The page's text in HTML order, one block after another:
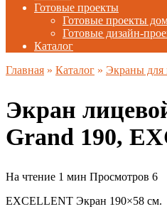
Готовые проекты
Готовые проекты
Готовые дизайн-
Каталог
Главная » Каталог » Экраны для
Экран
Grand 190,
На чтение 1 мин Просмотров 6
EXCELLENT Экран 190×58 см.